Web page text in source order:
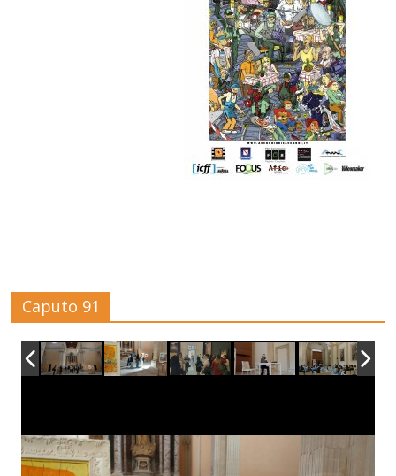
Caputo 91